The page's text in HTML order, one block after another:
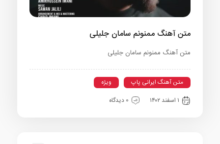
متن آهنگ ممنونم سامان جلیلی
متن آهنگ ممنونم سامان جلیلی
متن آهنگ ایرانی پاپ
ویژه
۱ اسفند ۱۴۰۲
0 دیدگاه